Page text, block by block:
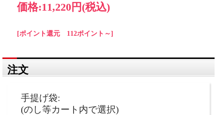
価格:11,220円 (税込)
[ポイント還元 112ポイント～]
注文
手提げ袋:
(のし等カート内で選択)